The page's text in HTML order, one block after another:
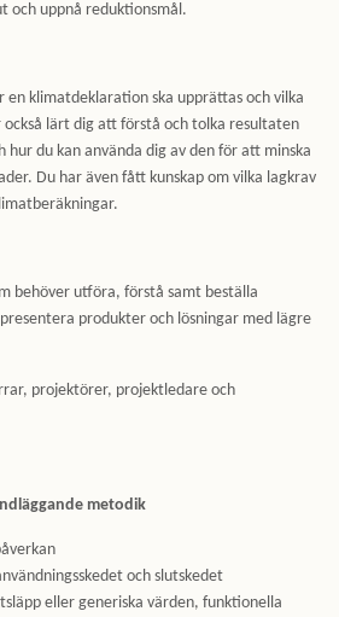
och uppnå reduktionsmål.
en klimatdeklaration ska upprättas och vilka
också lärt dig att förstå och tolka resultaten
du kan använda dig av den för att minska
Du har även fått kunskap om vilka lagkrav
behöver utföra, förstå samt beställa
produkter och lösningar med lägre
projektörer, projektledare och
metodik
och slutskedet
eller generiska värden, funktionella